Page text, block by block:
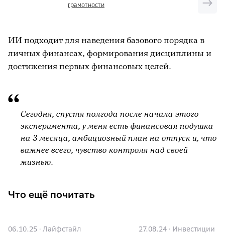
грамотности
ИИ подходит для наведения базового порядка в
личных финансах, формирования дисциплины и
достижения первых финансовых целей.
Сегодня, спустя полгода после начала этого
эксперимента, у меня есть финансовая подушка
на 3 месяца, амбициозный план на отпуск и, что
важнее всего, чувство контроля над своей
жизнью.
Что ещё почитать
06.10.25 · Лайфстайл 27.08.24 · Инвестиции